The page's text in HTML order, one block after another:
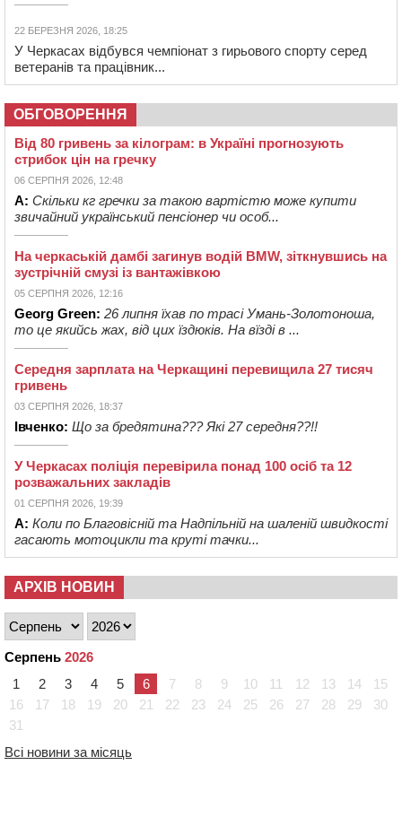
22 БЕРЕЗНЯ 2026, 18:25
У Черкасах відбувся чемпіонат з гирьового спорту серед
ветеранів та працівник...
ОБГОВОРЕННЯ
Від 80 гривень за кілограм: в Україні прогнозують
стрибок цін на гречку
06 СЕРПНЯ 2026, 12:48
А: Скільки кг гречки за такою вартістю може купити
звичайний український пенсіонер чи особ...
На черкаській дамбі загинув водій BMW, зіткнувшись на
зустрічній смузі із вантажівкою
05 СЕРПНЯ 2026, 12:16
Georg Green: 26 липня їхав по трасі Умань-Золотоноша,
то це якийсь жах, від цих їздюків. На вїзді в ...
Середня зарплата на Черкащині перевищила 27 тисяч
гривень
03 СЕРПНЯ 2026, 18:37
Івченко: Що за бредятина??? Які 27 середня??!!
У Черкасах поліція перевірила понад 100 осіб та 12
розважальних закладів
01 СЕРПНЯ 2026, 19:39
А: Коли по Благовісній та Надпільній на шаленій швидкості
гасають мотоцикли та круті тачки...
АРХІВ НОВИН
Серпень 2026
1
2 3 4 5 6 7 8 9 10 11 12 13 14
15
16
17 18 19 20 21 22 23 24 25 26 27 28 29
30
31
Всі новини за місяць